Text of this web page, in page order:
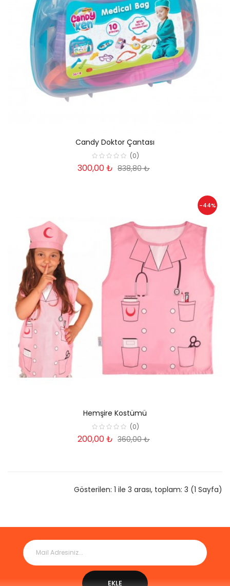
Candy Doktor Çantası
(0)
300,00 ₺ 838,80 ₺
-44%
Hemşire Kostümü
(0)
200,00 ₺ 360,00 ₺
Gösterilen: 1 ile 3 arası, toplam: 3 (1 Sayfa)
EKLE